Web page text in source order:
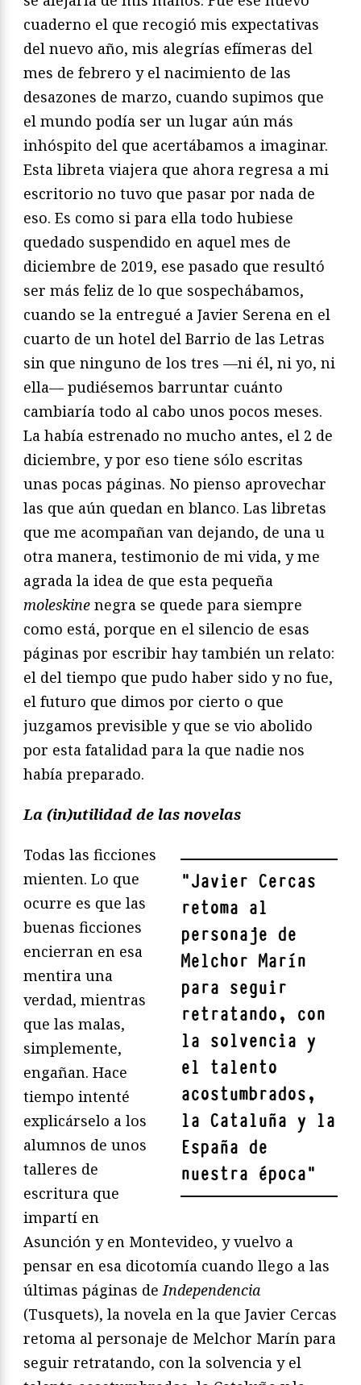
cuaderno el que recogió mis expectativas
del nuevo año, mis alegrías efímeras del
mes de febrero y el nacimiento de las
desazones de marzo, cuando supimos que
el mundo podía ser un lugar aún más
inhóspito del que acertábamos a imaginar.
Esta libreta viajera que ahora regresa a mi
escritorio no tuvo que pasar por nada de
eso. Es como si para ella todo hubiese
quedado suspendido en aquel mes de
diciembre de 2019, ese pasado que resultó
ser más feliz de lo que sospechábamos,
cuando se la entregué a Javier Serena en el
cuarto de un hotel del Barrio de las Letras
sin que ninguno de los tres —ni él, ni yo, ni
ella— pudiésemos barruntar cuánto
cambiaría todo al cabo unos pocos meses.
La había estrenado no mucho antes, el 2 de
diciembre, y por eso tiene sólo escritas
unas pocas páginas. No pienso aprovechar
las que aún quedan en blanco. Las libretas
que me acompañan van dejando, de una u
otra manera, testimonio de mi vida, y me
agrada la idea de que esta pequeña
moleskine negra se quede para siempre
como está, porque en el silencio de esas
páginas por escribir hay también un relato:
el del tiempo que pudo haber sido y no fue,
el futuro que dimos por cierto o que
juzgamos previsible y que se vio abolido
por esta fatalidad para la que nadie nos
había preparado.
La (in)utilidad de las novelas
"Javier Cercas
retoma al
personaje de
Melchor Marín
para seguir
retratando, con
la solvencia y
el talento
acostumbrados,
la Cataluña y la
España de
nuestra época"
Todas las ficciones
mienten. Lo que
ocurre es que las
buenas ficciones
encierran en esa
mentira una
verdad, mientras
que las malas,
simplemente,
engañan. Hace
tiempo intenté
explicárselo a los
alumnos de unos
talleres de
escritura que
impartí en
Asunción y en Montevideo, y vuelvo a
pensar en esa dicotomía cuando llego a las
últimas páginas de Independencia
(Tusquets), la novela en la que Javier Cercas
retoma al personaje de Melchor Marín para
seguir retratando, con la solvencia y el